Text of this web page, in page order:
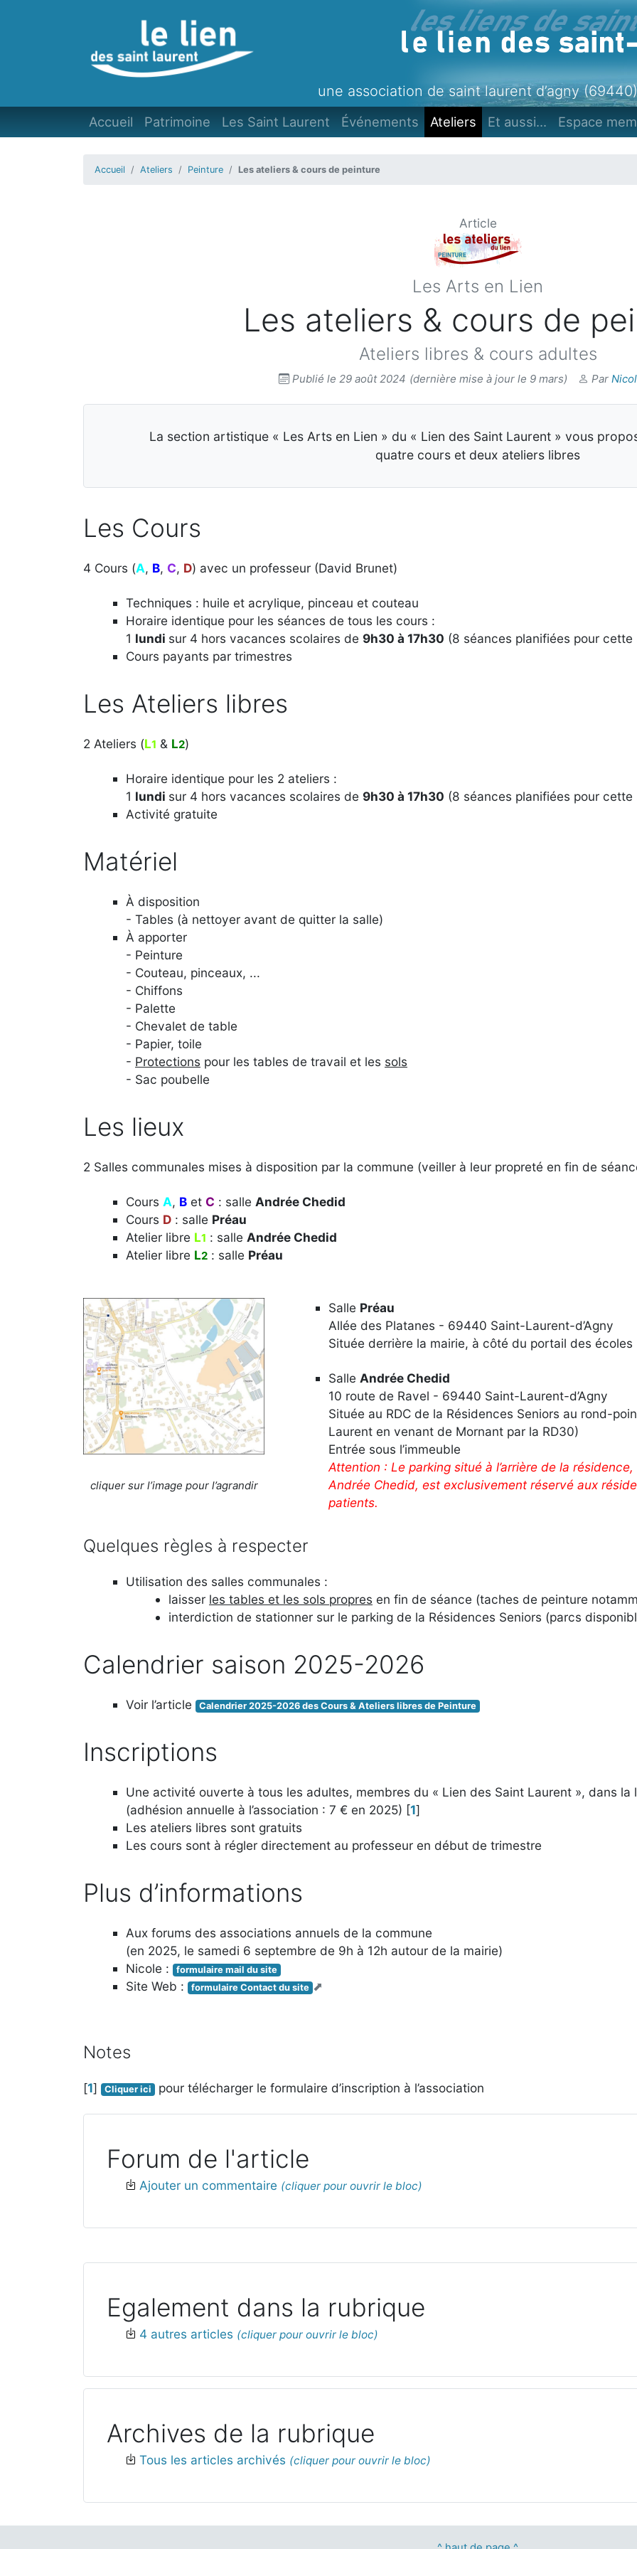
une association de saint laurent d’agny (69440)
Accueil Patrimoine Les Saint Laurent Événements Ateliers Et aussi... Espace
Accueil Ateliers Peinture Les ateliers & cours de peinture
Article
Les Arts en Lien
Les ateliers & cours de
Ateliers libres & cours adultes
Publié le 29 août 2024 (dernière mise à jour le 9 mars) Par
La section artistique « Les Arts en Lien » du « Lien des Saint Laurent » vous
quatre cours et deux ateliers libres
Les Cours
4 Cours (A, B, C, D) avec un professeur (David Brunet)
Techniques : huile et acrylique, pinceau et couteau
Horaire identique pour les séances de tous les cours :
1 lundi sur 4 hors vacances scolaires de 9h30 à 17h30 (8 séances planifiées pour cette
Cours payants par trimestres
Les Ateliers libres
2 Ateliers (L1 & L2)
Horaire identique pour les 2 ateliers :
1 lundi sur 4 hors vacances scolaires de 9h30 à 17h30 (8 séances planifiées pour cette
Activité gratuite
Matériel
À disposition
- Tables (à nettoyer avant de quitter la salle)
À apporter
- Peinture
- Couteau, pinceaux, ...
- Chiffons
- Palette
- Chevalet de table
- Papier, toile
- Protections pour les tables de travail et les sols
- Sac poubelle
Les lieux
2 Salles communales mises à disposition par la commune (veiller à leur propreté en fin de
Cours A, B et C : salle Andrée Chedid
Cours D : salle Préau
Atelier libre L1 : salle Andrée Chedid
Atelier libre L2 : salle Préau
cliquer sur l’image pour l’agrandir
Salle Préau
Allée des Platanes - 69440 Saint-Laurent-d’Agny
Située derrière la mairie, à côté du portail des écoles
Salle Andrée Chedid
10 route de Ravel - 69440 Saint-Laurent-d’Agny
Située au RDC de la Résidences Seniors au rond-
Laurent en venant de Mornant par la RD30)
Entrée sous l’immeuble
Attention : Le parking situé à l’arrière de la
Andrée Chedid, est exclusivement réservé aux
patients.
Quelques règles à respecter
Utilisation des salles communales :
laisser les tables et les sols propres en fin de séance (taches de peinture
interdiction de stationner sur le parking de la Résidences Seniors (parcs
Calendrier saison 2025-2026
Voir l’article Calendrier 2025-2026 des Cours & Ateliers libres de Peinture
Inscriptions
Une activité ouverte à tous les adultes, membres du « Lien des Saint Laurent », dans
(adhésion annuelle à l’association : 7 € en 2025) [1]
Les ateliers libres sont gratuits
Les cours sont à régler directement au professeur en début de trimestre
Plus d’informations
Aux forums des associations annuels de la commune
(en 2025, le samedi 6 septembre de 9h à 12h autour de la mairie)
Nicole :
formulaire mail du site
Site Web : formulaire Contact du site
Notes
[1] Cliquer ici pour télécharger le formulaire d’inscription à l’association
Forum de l'article
Ajouter un commentaire
Egalement dans la rubrique
4 autres articles
Archives de la rubrique
Tous les articles archivés